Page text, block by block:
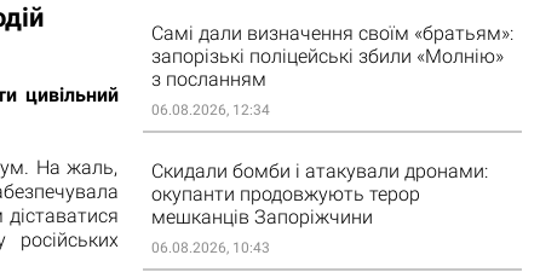
цивільний
На жаль,
Самі дали визначення своїм «братьям»:
запорізькі поліцейські збили «Молнію»
з посланням
06.08.2026, 12:34
Скидали бомби і атакували дронами:
окупанти продовжують терор
мешканців Запоріжчини
06.08.2026, 10:43